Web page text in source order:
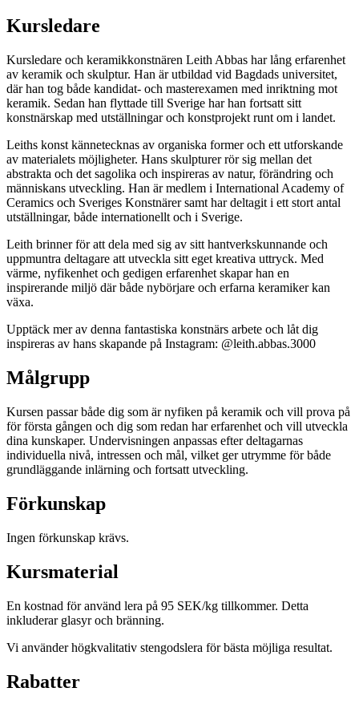
Kursledare
Kursledare och keramikkonstnären Leith Abbas har lång erfarenhet
av keramik och skulptur. Han är utbildad vid Bagdads universitet,
där han tog både kandidat- och masterexamen med inriktning mot
keramik. Sedan han flyttade till Sverige har han fortsatt sitt
konstnärskap med utställningar och konstprojekt runt om i landet.
Leiths konst kännetecknas av organiska former och ett utforskande
av materialets möjligheter. Hans skulpturer rör sig mellan det
abstrakta och det sagolika och inspireras av natur, förändring och
människans utveckling. Han är medlem i International Academy of
Ceramics och Sveriges Konstnärer samt har deltagit i ett stort antal
utställningar, både internationellt och i Sverige.
Leith brinner för att dela med sig av sitt hantverkskunnande och
uppmuntra deltagare att utveckla sitt eget kreativa uttryck. Med
värme, nyfikenhet och gedigen erfarenhet skapar han en
inspirerande miljö där både nybörjare och erfarna keramiker kan
växa.
Upptäck mer av denna fantastiska konstnärs arbete och låt dig
inspireras av hans skapande på Instagram: @leith.abbas.3000
Målgrupp
Kursen passar både dig som är nyfiken på keramik och vill prova på
för första gången och dig som redan har erfarenhet och vill utveckla
dina kunskaper. Undervisningen anpassas efter deltagarnas
individuella nivå, intressen och mål, vilket ger utrymme för både
grundläggande inlärning och fortsatt utveckling.
Förkunskap
Ingen förkunskap krävs.
Kursmaterial
En kostnad för använd lera på 95 SEK/kg tillkommer. Detta
inkluderar glasyr och bränning.
Vi använder högkvalitativ stengodslera för bästa möjliga resultat.
Rabatter